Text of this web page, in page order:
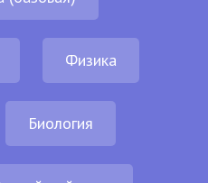
Физика
Биология